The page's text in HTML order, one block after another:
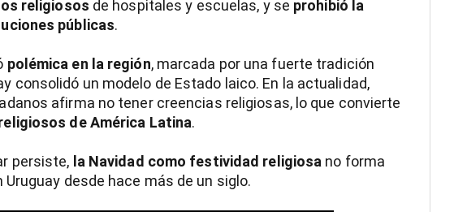
religiosos de hospitales y escuelas, y se prohibió la
públicas.
polémica en la región, marcada por una fuerte tradición
consolidó un modelo de Estado laico. En la actualidad,
afirma no tener creencias religiosas, lo que convierte
de América Latina.
persiste, la Navidad como festividad religiosa no forma
desde hace más de un siglo.